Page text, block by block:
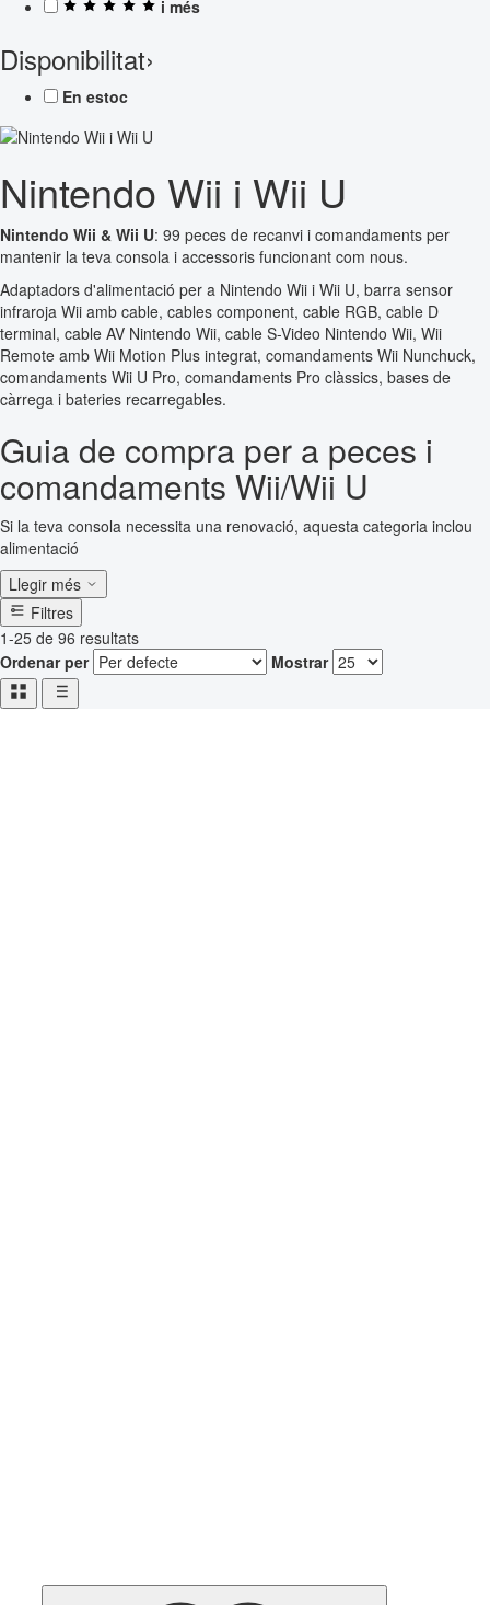
i més
Disponibilitat›
En estoc
Nintendo Wii i Wii U
Nintendo Wii & Wii U: 99 peces de recanvi i comandaments per
mantenir la teva consola i accessoris funcionant com nous.
Adaptadors d'alimentació per a Nintendo Wii i Wii U, barra sensor
infraroja Wii amb cable, cables component, cable RGB, cable D
terminal, cable AV Nintendo Wii, cable S-Video Nintendo Wii, Wii
Remote amb Wii Motion Plus integrat, comandaments Wii Nunchuck,
comandaments Wii U Pro, comandaments Pro clàssics, bases de
càrrega i bateries recarregables.
Guia de compra per a peces i
comandaments Wii/Wii U
Si la teva consola necessita una renovació, aquesta categoria inclou
alimentació
Llegir més
Filtres
1-25 de 96 resultats
Ordenar per
Mostrar